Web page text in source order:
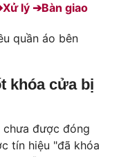
Xử lý ➔Bàn giao
quần áo bên
khóa cửa bị
được đóng
tín hiệu "đã khóa